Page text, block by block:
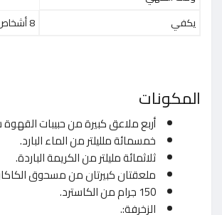
يكفي
8 أشخاص
المكونات
أربع ملاعق كبيرة من حبيبات القهوة
خمسمائة ملليلتر من الماء البارد.
ثلاثمائة مليلتر من الكريمة الباردة.
ملعقتان كبيرتان من مسحوق
150 جرام من الكاسترد.
الزخرفة:.